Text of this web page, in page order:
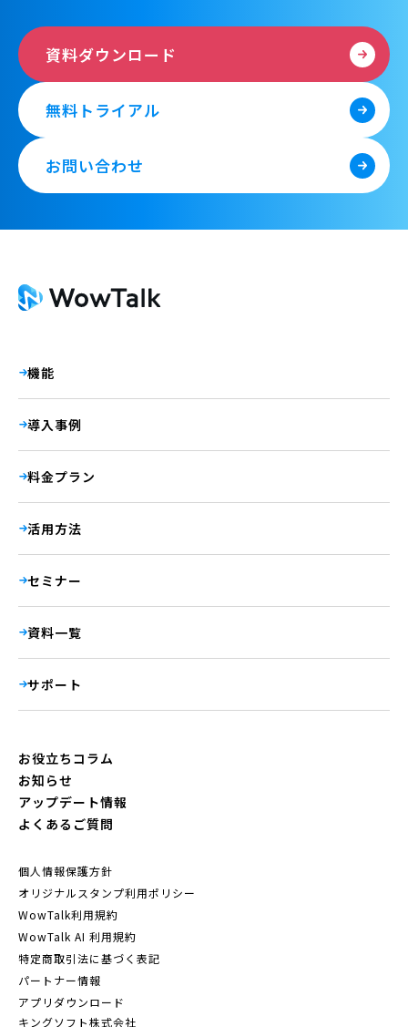
資料ダウンロード
無料トライアル
お問い合わせ
機能
導入事例
料金プラン
活用方法
セミナー
資料一覧
サポート
お役立ちコラム
お知らせ
アップデート情報
よくあるご質問
個人情報保護方針
オリジナルスタンプ利用ポリシー
WowTalk利用規約
WowTalk AI 利用規約
特定商取引法に基づく表記
パートナー情報
アプリダウンロード
キングソフト株式会社